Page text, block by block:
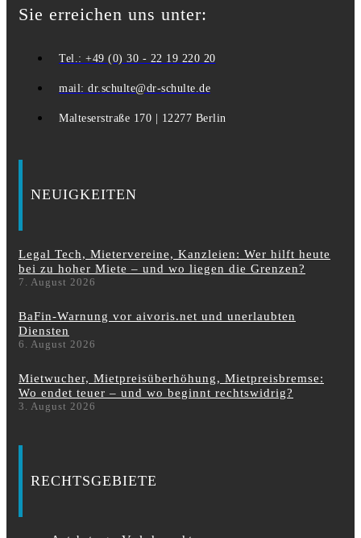
Sie erreichen uns unter:
Tel.: +49 (0) 30 - 22 19 220 20
mail: dr.schulte@dr-schulte.de
Malteserstraße 170 | 12277 Berlin
NEUIGKEITEN
Legal Tech, Mietervereine, Kanzleien: Wer hilft heute
bei zu hoher Miete – und wo liegen die Grenzen?
7. August 2026
BaFin-Warnung vor aivoris.net und unerlaubten
Diensten
6. August 2026
Mietwucher, Mietpreisüberhöhung, Mietpreisbremse:
Wo endet teuer – und wo beginnt rechtswidrig?
3. August 2026
RECHTSGEBIETE